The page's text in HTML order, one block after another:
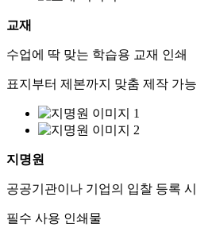
교재
수업에 딱 맞는 학습용 교재 인쇄
표지부터 제본까지 맞춤 제작 가능
지명원
공공기관이나 기업의 입찰 등록 시
필수 사용 인쇄물